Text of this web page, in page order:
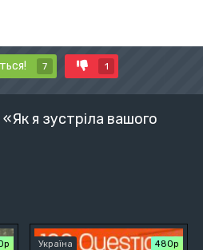
7 1
я зустріла вашого
Україна 480р